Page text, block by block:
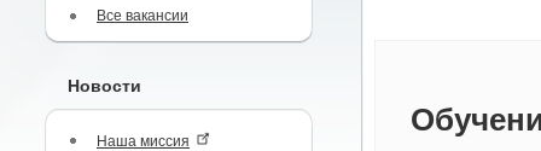
Все вакансии
Новости
Наша миссия